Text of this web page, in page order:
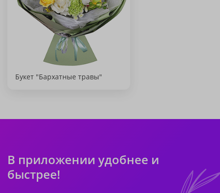
Букет "Бархатные травы"
В приложении удобнее и
быстрее!